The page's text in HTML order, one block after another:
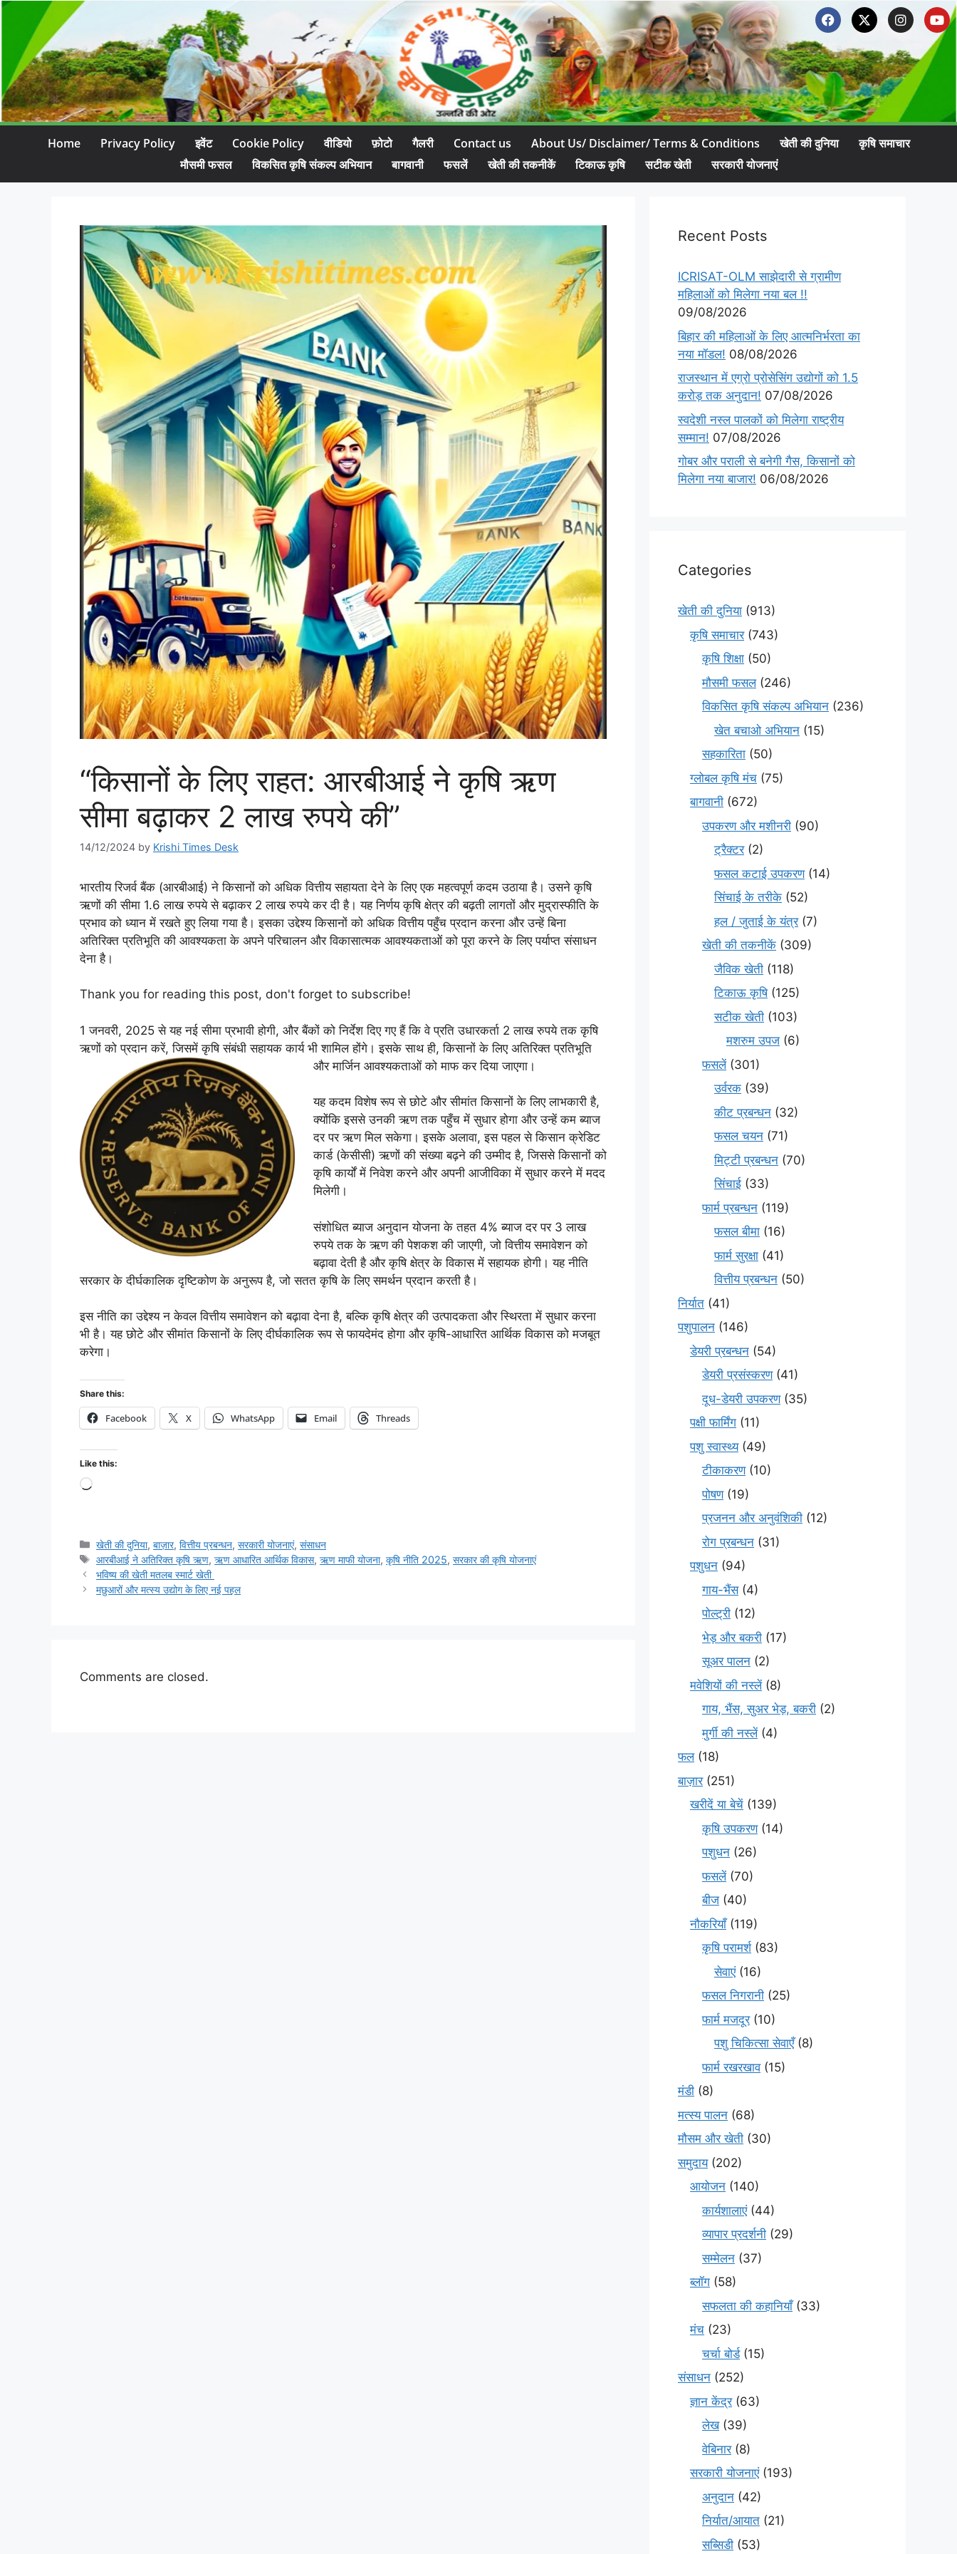
Home Privacy Policy इवेंट Cookie Policy वीडियो फ़ोटो गैलरी Contact us About Us/ Disclaimer/ Terms & Conditions खेती की दुनिया
कृषि समाचार
मौसमी फसल
विकसित कृषि संकल्प अभियान बागवानी फसलें खेती की तकनीकें टिकाऊ कृषि सटीक खेती सरकारी योजनाएं
“किसानों के लिए राहत: आरबीआई ने कृषि ऋण
सीमा बढ़ाकर 2 लाख रुपये की”
14/12/2024 by Krishi Times Desk
भारतीय रिजर्व बैंक (आरबीआई) ने किसानों को अधिक वित्तीय सहायता देने के लिए एक महत्वपूर्ण कदम उठाया है। उसने कृषि
ऋणों की सीमा 1.6 लाख रुपये से बढ़ाकर 2 लाख रुपये कर दी है। यह निर्णय कृषि क्षेत्र की बढ़ती लागतों और मुद्रास्फीति के
प्रभाव को ध्यान में रखते हुए लिया गया है। इसका उद्देश्य किसानों को अधिक वित्तीय पहुँच प्रदान करना और उन्हें बिना
अतिरिक्त प्रतिभूति की आवश्यकता के अपने परिचालन और विकासात्मक आवश्यकताओं को पूरा करने के लिए पर्याप्त संसाधन
देना है।
Thank you for reading this post, don't forget to subscribe!
1 जनवरी, 2025 से यह नई सीमा प्रभावी होगी, और बैंकों को निर्देश दिए गए हैं कि वे प्रति उधारकर्ता 2 लाख रुपये तक कृषि
ऋणों को प्रदान करें, जिसमें कृषि संबंधी सहायक कार्य भी शामिल होंगे। इसके साथ ही, किसानों के लिए अतिरिक्त प्रतिभूति
और मार्जिन आवश्यकताओं को माफ कर दिया जाएगा।
यह कदम विशेष रूप से छोटे और सीमांत किसानों के लिए लाभकारी है,
क्योंकि इससे उनकी ऋण तक पहुँच में सुधार होगा और उन्हें कम ब्याज
दर पर ऋण मिल सकेगा। इसके अलावा, इस पहल से किसान क्रेडिट
कार्ड (केसीसी) ऋणों की संख्या बढ़ने की उम्मीद है, जिससे किसानों को
कृषि कार्यों में निवेश करने और अपनी आजीविका में सुधार करने में मदद
मिलेगी।
संशोधित ब्याज अनुदान योजना के तहत 4% ब्याज दर पर 3 लाख
रुपये तक के ऋण की पेशकश की जाएगी, जो वित्तीय समावेशन को
बढ़ावा देती है और कृषि क्षेत्र के विकास में सहायक होगी। यह नीति
सरकार के दीर्घकालिक दृष्टिकोण के अनुरूप है, जो सतत कृषि के लिए समर्थन प्रदान करती है।
इस नीति का उद्देश्य न केवल वित्तीय समावेशन को बढ़ावा देना है, बल्कि कृषि क्षेत्र की उत्पादकता और स्थिरता में सुधार करना
भी है। यह छोटे और सीमांत किसानों के लिए दीर्घकालिक रूप से फायदेमंद होगा और कृषि-आधारित आर्थिक विकास को मजबूत
करेगा।
Share this:
Facebook X WhatsApp Email Threads
Like this:
खेती की दुनिया,बाज़ार,वित्तीय प्रबन्धन,सरकारी योजनाएं,संसाधन
आरबीआई ने अतिरिक्त कृषि ऋण,ऋण आधारित आर्थिक विकास,ऋण माफी योजना,कृषि नीति 2025,सरकार की कृषि योजनाएं
भविष्य की खेती मतलब स्मार्ट खेती
मछुआरों और मत्स्य उद्योग के लिए नई पहल
Comments are closed.
Recent Posts
ICRISAT-OLM साझेदारी से ग्रामीण
महिलाओं को मिलेगा नया बल !!
09/08/2026
बिहार की महिलाओं के लिए आत्मनिर्भरता का
नया मॉडल! 08/08/2026
राजस्थान में एग्रो प्रोसेसिंग उद्योगों को 1.5
करोड़ तक अनुदान! 07/08/2026
स्वदेशी नस्ल पालकों को मिलेगा राष्ट्रीय
सम्मान! 07/08/2026
गोबर और पराली से बनेगी गैस, किसानों को
मिलेगा नया बाजार! 06/08/2026
Categories
खेती की दुनिया (913)
कृषि समाचार(743)
कृषि शिक्षा (50)
मौसमी फसल(246)
विकसित कृषि संकल्प अभियान (236)
खेत बचाओ अभियान (15)
सहकारिता (50)
ग्लोबल कृषि मंच (75)
बागवानी (672)
उपकरण और मशीनरी (90)
ट्रैक्टर(2)
फसल कटाई उपकरण(14)
सिंचाई के तरीके (52)
हल / जुताई के यंत्र(7)
खेती की तकनीकें (309)
जैविक खेती (118)
टिकाऊ कृषि(125)
सटीक खेती (103)
मशरुम उपज (6)
फसलें(301)
उर्वरक (39)
कीट प्रबन्धन (32)
फसल चयन (71)
मि‌ट्टी प्रबन्धन (70)
सिंचाई (33)
फार्म प्रबन्धन (119)
फसल बीमा (16)
फार्म सुरक्षा (41)
वित्तीय प्रबन्धन (50)
निर्यात (41)
पशुपालन (146)
डेयरी प्रबन्धन (54)
डेयरी प्रसंस्करण(41)
दूध-डेयरी उपकरण(35)
पक्षी फार्मिंग (11)
पशु स्वास्थ्य(49)
टीकाकरण(10)
पोषण(19)
प्रजनन और अनुवंशिकी (12)
रोग प्रबन्धन (31)
पशुधन (94)
गाय-भैंस(4)
पोल्ट्री (12)
भेड़ और बकरी (17)
सूअर पालन (2)
मवेशियों की नस्लें(8)
गाय, भैंस, सुअर भेड़, बकरी (2)
मुर्गी की नस्लें(4)
फल(18)
बाज़ार(251)
खरीदें या बेचें (139)
कृषि उपकरण(14)
पशुधन (26)
फसलें(70)
बीज (40)
नौकरियाँ(119)
कृषि परामर्श(83)
सेवाएं(16)
फसल निगरानी (25)
फार्म मजदूर(10)
पशु चिकित्सा सेवाएँ(8)
फार्म रखरखाव(15)
मंडी (8)
मत्स्य पालन (68)
मौसम और खेती (30)
समुदाय(202)
आयोजन (140)
कार्यशालाएं(44)
व्यापार प्रदर्शनी (29)
सम्मेलन (37)
ब्लॉग (58)
सफलता की कहानियाँ(33)
मंच (23)
चर्चा बोर्ड(15)
संसाधन (252)
ज्ञान केंद्र(63)
लेख(39)
वेबिनार(8)
सरकारी योजनाएं(193)
अनुदान (42)
निर्यात/आयात (21)
सब्सिडी (53)